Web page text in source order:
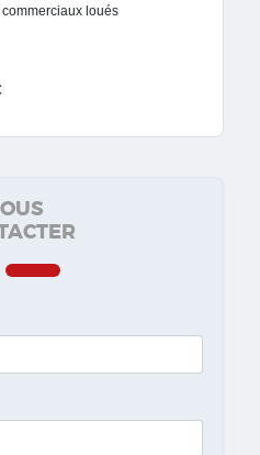
commerciaux loués